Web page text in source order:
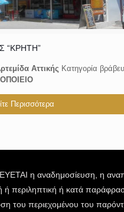
“ΚΡΗΤΗ”
Αττικής Κατηγορία
Περισσότερα
η αναδημοσίευση, η
ή περιληπτική ή κατά
του περιεχομένου του